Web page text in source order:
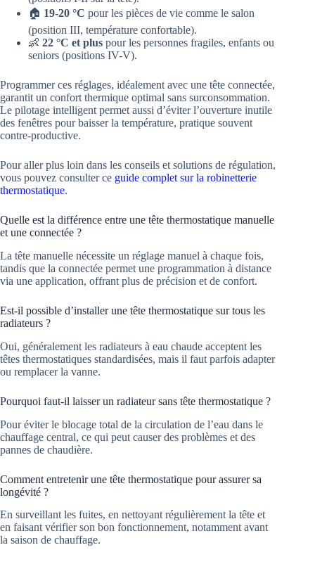
🏠 19-20 °C pour les pièces de vie comme le salon
(position III, température confortable).
👶 22 °C et plus pour les personnes fragiles, enfants ou
seniors (positions IV-V).
Programmer ces réglages, idéalement avec une tête connectée,
garantit un confort thermique optimal sans surconsommation.
Le pilotage intelligent permet aussi d’éviter l’ouverture inutile
des fenêtres pour baisser la température, pratique souvent
contre-productive.
Pour aller plus loin dans les conseils et solutions de régulation,
vous pouvez consulter ce guide complet sur la robinetterie
thermostatique.
Quelle est la différence entre une tête thermostatique manuelle
et une connectée ?
La tête manuelle nécessite un réglage manuel à chaque fois,
tandis que la connectée permet une programmation à distance
via une application, offrant plus de précision et de confort.
Est-il possible d’installer une tête thermostatique sur tous les
radiateurs ?
Oui, généralement les radiateurs à eau chaude acceptent les
têtes thermostatiques standardisées, mais il faut parfois adapter
ou remplacer la vanne.
Pourquoi faut-il laisser un radiateur sans tête thermostatique ?
Pour éviter le blocage total de la circulation de l’eau dans le
chauffage central, ce qui peut causer des problèmes et des
pannes de chaudière.
Comment entretenir une tête thermostatique pour assurer sa
longévité ?
En surveillant les fuites, en nettoyant régulièrement la tête et
en faisant vérifier son bon fonctionnement, notamment avant
la saison de chauffage.